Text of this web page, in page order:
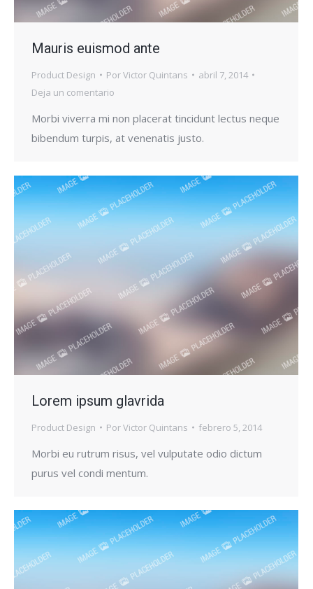
Mauris euismod ante
Product Design PorVictor Quintans
abril 7, 2014
Deja un comentario
Morbi viverra mi non placerat tincidunt lectus neque
bibendum turpis, at venenatis justo.
Lorem ipsum glavrida
Product Design PorVictor Quintans febrero 5, 2014
Morbi eu rutrum risus, vel vulputate odio dictum
purus vel condi mentum.